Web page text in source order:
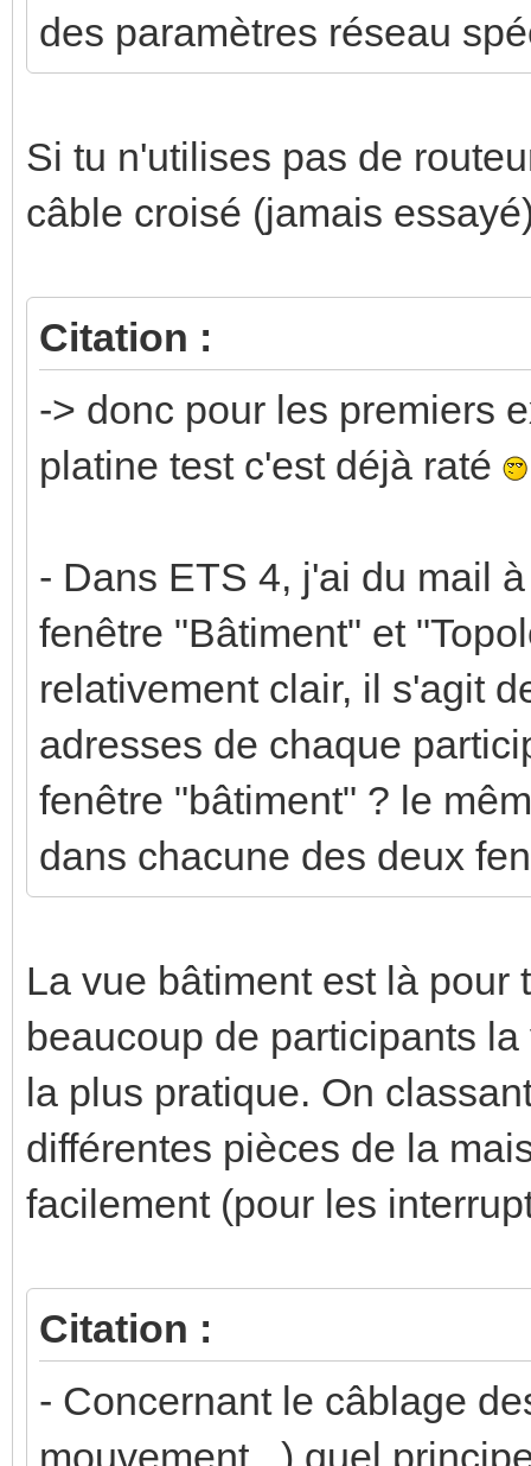
des paramètres réseau
Si tu n'utilises pas de
câble croisé (jamais
Citation :
-> donc pour les premiers
platine test c'est déjà raté
- Dans ETS 4, j'ai du mail
fenêtre "Bâtiment" et
relativement clair, il s'agit
adresses de chaque
fenêtre "bâtiment" ? le
dans chacune des deux
La vue bâtiment est là pour
beaucoup de participants
la plus pratique. On
différentes pièces de la
facilement (pour les
Citation :
- Concernant le câblage
mouvement,..) quel